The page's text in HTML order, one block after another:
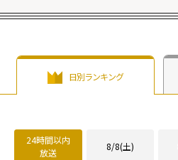
日別ランキング
24時間以内
放送
8/8(土)